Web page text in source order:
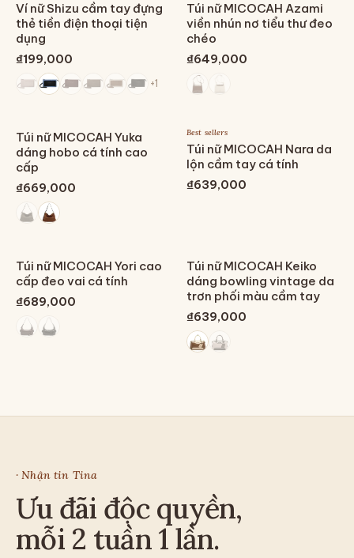
Ví nữ Shizu cầm tay đựng
thẻ tiền điện thoại tiện
dụng
₫199,000
+1
Túi nữ MICOCAH Azami
viền nhún nơ tiểu thư đeo
chéo
₫649,000
Túi nữ MICOCAH Yuka
dáng hobo cá tính cao
cấp
₫669,000
Best sellers
Túi nữ MICOCAH Nara da
lộn cầm tay cá tính
₫639,000
Túi nữ MICOCAH Yori cao
cấp đeo vai cá tính
₫689,000
Túi nữ MICOCAH Keiko
dáng bowling vintage da
trơn phối màu cầm tay
₫639,000
· Nhận tin Tina
Ưu đãi độc quyền,
mỗi 2 tuần 1 lần.